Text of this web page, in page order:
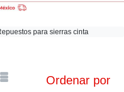
para sierras cinta
Ordenar por